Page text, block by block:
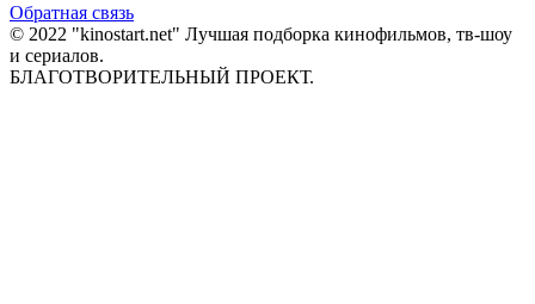
Обратная связь
© 2022 "kinostart.net" Лучшая подборка кинофильмов, тв-шоу
и сериалов.
БЛАГОТВОРИТЕЛЬНЫЙ ПРОЕКТ.